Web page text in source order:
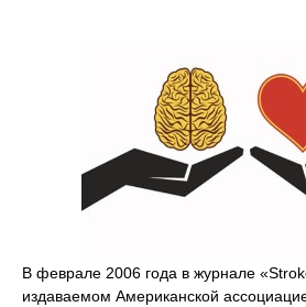
В феврале 2006 года в журнале
издаваемом Американской